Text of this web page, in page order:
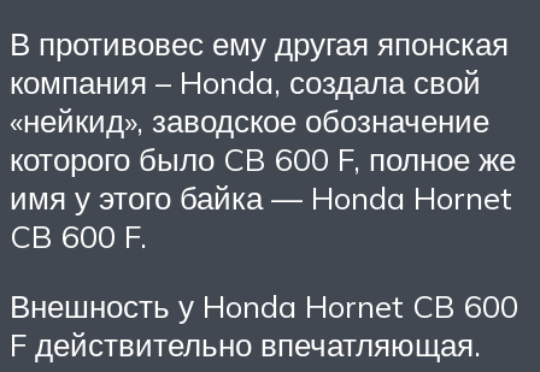
В противовес ему другая японская
компания – Honda, создала свой
«нейкид», заводское обозначение
которого было CB 600 F, полное же
имя у этого байка — Honda Hornet
CB 600 F.
Внешность у Honda Hornet CB 600
F действительно впечатляющая.